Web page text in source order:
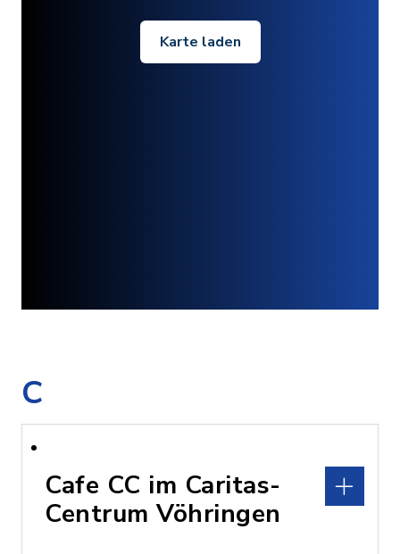
Karte laden
C
Cafe CC im Caritas-
Centrum Vöhringen